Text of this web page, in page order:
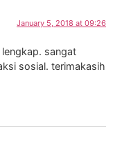
January 5, 2018 at 09:26
sangat
sosial. terimakasih